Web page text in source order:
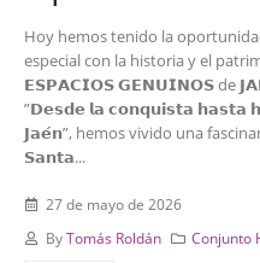
Hoy hemos tenido la
especial con la historia y el
𝗘𝗦𝗣𝗔𝗖𝗜𝗢𝗦 𝗚𝗘𝗡𝗨𝗜𝗡𝗢𝗦 de
”𝗗𝗲𝘀𝗱𝗲 𝗹𝗮 𝗰𝗼𝗻𝗾𝘂𝗶𝘀𝘁𝗮 𝗵𝗮𝘀𝘁𝗮
𝗝𝗮𝗲́𝗻”, hemos vivido una
𝗦𝗮𝗻𝘁𝗮...
27 de mayo de 2026
ByTomás Roldán Conjunto